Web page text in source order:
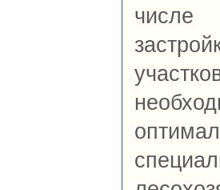
числе